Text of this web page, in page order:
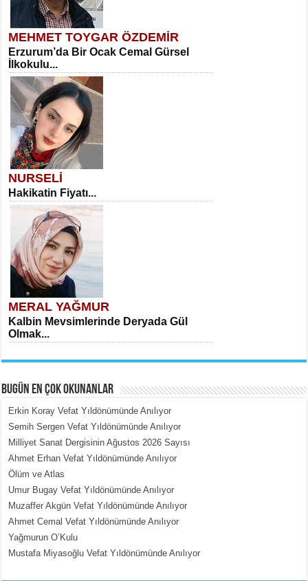
MEHMET TOYGAR ÖZDEMİR
Erzurum’da Bir Ocak Cemal Gürsel
İlkokulu...
NURSELİ
Hakikatin Fiyatı...
MERAL YAĞMUR
Kalbin Mevsimlerinde Deryada Gül
Olmak...
MEHMET ÇOBAN
İçerdeki Put Dışardaki Maskeler...
BUGÜN EN ÇOK OKUNANLAR
Erkin Koray Vefat Yıldönümünde Anılıyor
Semih Sergen Vefat Yıldönümünde Anılıyor
Milliyet Sanat Dergisinin Ağustos 2026 Sayısı
Ahmet Erhan Vefat Yıldönümünde Anılıyor
Ölüm ve Atlas
Umur Bugay Vefat Yıldönümünde Anılıyor
Muzaffer Akgün Vefat Yıldönümünde Anılıyor
Ahmet Cemal Vefat Yıldönümünde Anılıyor
Yağmurun O’Kulu
Mustafa Miyasoğlu Vefat Yıldönümünde Anılıyor